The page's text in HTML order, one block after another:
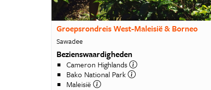
Groepsrondreis West-Maleisië & Borneo
Sawadee
Bezienswaardigheden
Cameron Highlands
Bako National Park
Maleisië